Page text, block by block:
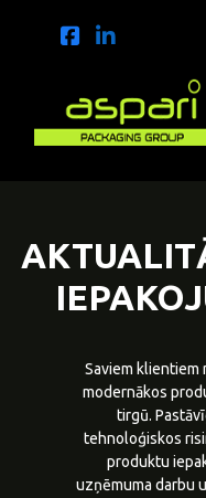
Saviem klientiem
modernākos
tirgū.
tehnoloģiskos
produktu
uzņēmuma darbu